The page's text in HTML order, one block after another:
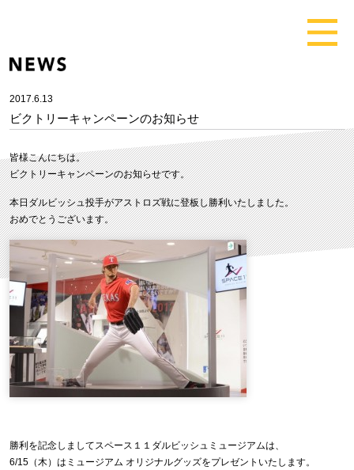
2017.6.13
ビクトリーキャンペーンのお知らせ
皆様こんにちは。
ビクトリーキャンペーンのお知らせです。
本日ダルビッシュ投手がアストロズ戦に登板し勝利いたしました。
おめでとうございます。
勝利を記念しましてスペース１１ダルビッシュミュージアムは、
6/15（木）はミュージアム オリジナルグッズをプレゼントいたします。